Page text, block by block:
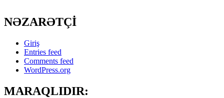
NƏZARƏTÇİ
Giriş
Entries feed
Comments feed
WordPress.org
MARAQLIDIR: